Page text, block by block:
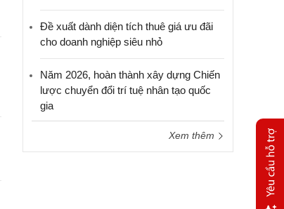
Đề xuất dành diện tích thuê giá ưu đãi
cho doanh nghiệp siêu nhỏ
Năm 2026, hoàn thành xây dựng Chiến
lược chuyển đổi trí tuệ nhân tạo quốc
gia
Xem thêm